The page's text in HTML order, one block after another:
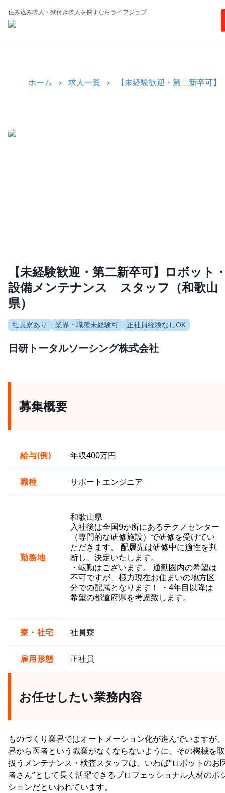
住み込み求人・寮付き求人を探すならライフジョブ
ホーム 求人一覧 【未経験歓迎・第二新卒可
【未経験歓迎・第二新卒可】ロボット
設備メンテナンス スタッフ（和歌山
県）
社員寮あり 業界・職種未経験可 正社員経験なしOK
日研トータルソーシング株式会社
募集概要
給与(例) 年収400万円
職種 サポートエンジニア
勤務地
和歌山県
入社後は全国9か所にあるテクノセンター
（専門的な研修施設）で研修を受けてい
ただきます。 配属先は研修中に適性を判
断し、決定いたします。
・転勤はございます。 通勤圏内の希望は
不可ですが、極力現在お住まいの地方区
分での配属となります！ ・4年目以降は
希望の都道府県を考慮致します。
寮・社宅 社員寮
雇用形態 正社員
お任せしたい業務内容
ものづくり業界ではオートメーション化が進んでいますが
界から医者という職業がなくならないように、その機械を
扱うメンテナンス・検査スタッフは、いわば“ロボットのお
者さん”として長く活躍できるプロフェッショナル人材のポ
ションだといわれています。